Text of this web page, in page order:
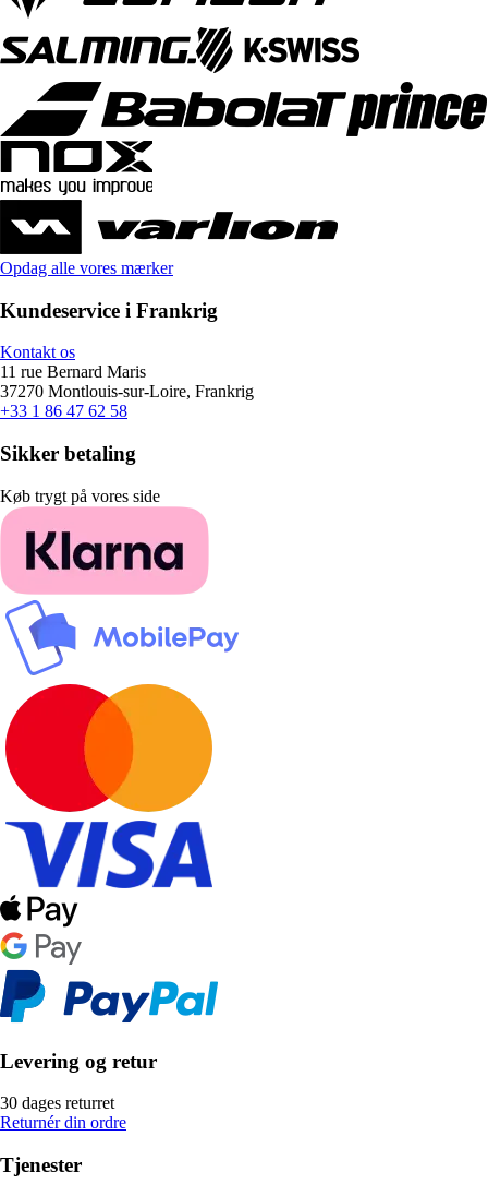
Opdag alle vores mærker
Kundeservice i Frankrig
Kontakt os
11 rue Bernard Maris
37270 Montlouis-sur-Loire, Frankrig
+33 1 86 47 62 58
Sikker betaling
Køb trygt på vores side
Levering og retur
30 dages returret
Returnér din ordre
Tjenester